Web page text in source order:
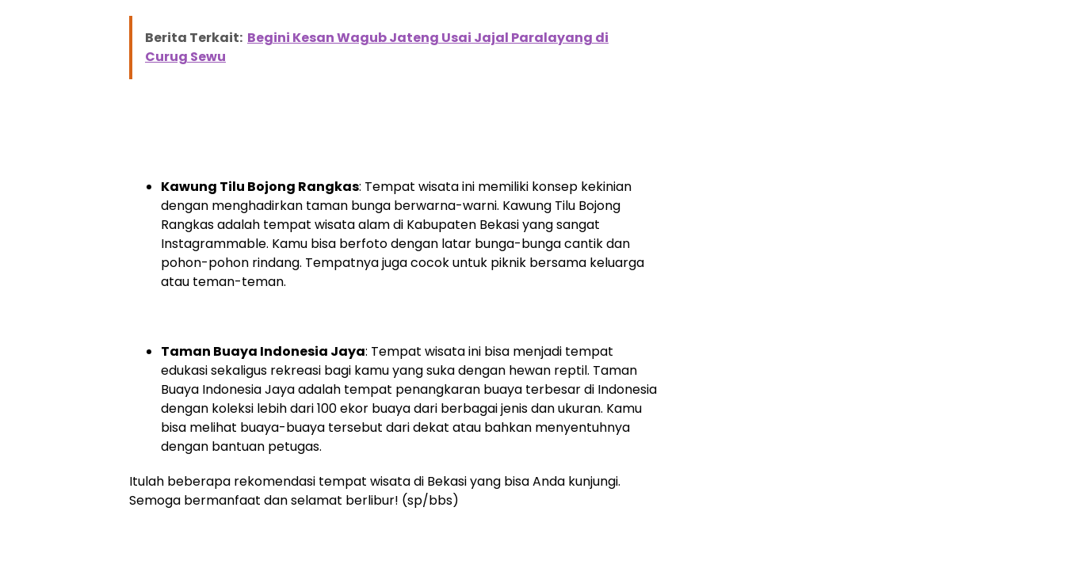
Berita Terkait: Begini Kesan Wagub Jateng Usai Jajal Paralayang di
Curug Sewu
Kawung Tilu Bojong Rangkas: Tempat wisata ini memiliki konsep kekinian
dengan menghadirkan taman bunga berwarna-warni. Kawung Tilu Bojong
Rangkas adalah tempat wisata alam di Kabupaten Bekasi yang sangat
Instagrammable. Kamu bisa berfoto dengan latar bunga-bunga cantik dan
pohon-pohon rindang. Tempatnya juga cocok untuk piknik bersama keluarga
atau teman-teman.
Taman Buaya Indonesia Jaya: Tempat wisata ini bisa menjadi tempat
edukasi sekaligus rekreasi bagi kamu yang suka dengan hewan reptil. Taman
Buaya Indonesia Jaya adalah tempat penangkaran buaya terbesar di Indonesia
dengan koleksi lebih dari 100 ekor buaya dari berbagai jenis dan ukuran. Kamu
bisa melihat buaya-buaya tersebut dari dekat atau bahkan menyentuhnya
dengan bantuan petugas.
Itulah beberapa rekomendasi tempat wisata di Bekasi yang bisa Anda kunjungi.
Semoga bermanfaat dan selamat berlibur! (sp/bbs)